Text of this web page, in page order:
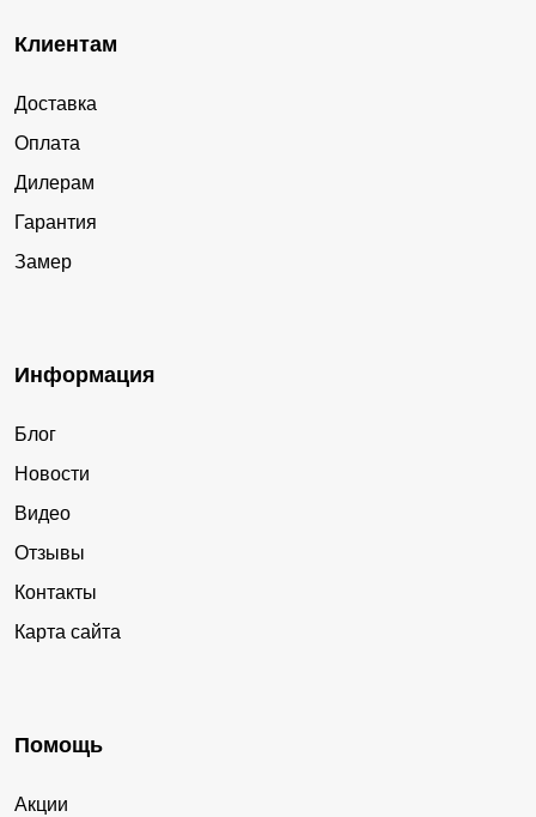
Клиентам
Доставка
Оплата
Дилерам
Гарантия
Замер
Информация
Блог
Новости
Видео
Отзывы
Контакты
Карта сайта
Помощь
Акции